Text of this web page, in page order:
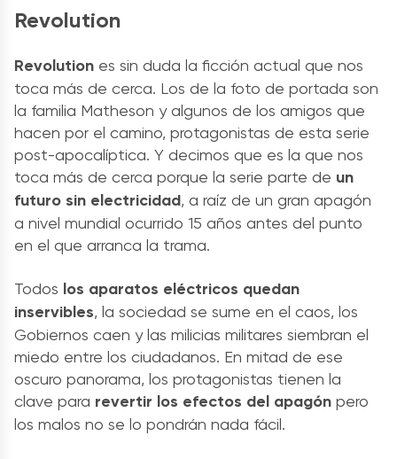
Revolution
Revolution es sin duda la ficción actual que nos
toca más de cerca. Los de la foto de portada son
la familia Matheson y algunos de los amigos que
hacen por el camino, protagonistas de esta serie
post-apocalíptica. Y decimos que es la que nos
toca más de cerca porque la serie parte de un
futuro sin electricidad, a raíz de un gran apagón
a nivel mundial ocurrido 15 años antes del punto
en el que arranca la trama.
Todos los aparatos eléctricos quedan
inservibles, la sociedad se sume en el caos, los
Gobiernos caen y las milicias militares siembran el
miedo entre los ciudadanos. En mitad de ese
oscuro panorama, los protagonistas tienen la
clave para revertir los efectos del apagón pero
los malos no se lo pondrán nada fácil.